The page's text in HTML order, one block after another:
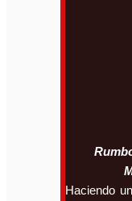
R
Haciendo